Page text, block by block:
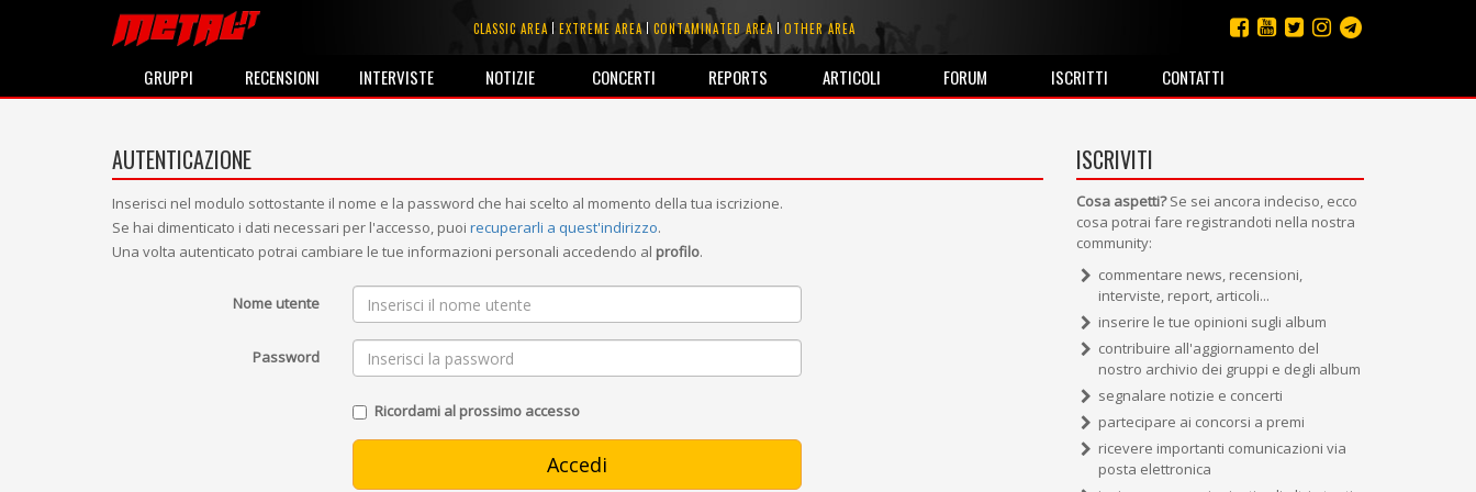
CLASSIC AREA EXTREME AREA CONTAMINATED AREA OTHER AREA
GRUPPI RECENSIONI INTERVISTE NOTIZIE CONCERTI REPORTS ARTICOLI FORUM ISCRITTI CONTATTI
AUTENTICAZIONE
Inserisci nel modulo sottostante il nome e la password che hai scelto al momento della tua iscrizione.
Se hai dimenticato i dati necessari per l'accesso, puoi recuperarli a quest'indirizzo.
Una volta autenticato potrai cambiare le tue informazioni personali accedendo al profilo.
Nome utente
Password
Ricordami al prossimo accesso
ISCRIVITI
Cosa aspetti?Se sei ancora indeciso, ecco
cosa potrai fare registrandoti nella nostra
community:
commentare news, recensioni,
interviste, report, articoli...
inserire le tue opinioni sugli album
contribuire all'aggiornamento del
nostro archivio dei gruppi e degli album
segnalare notizie e concerti
partecipare ai concorsi a premi
ricevere importanti comunicazioni via
posta elettronica